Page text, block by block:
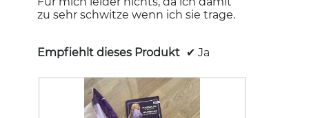
zu sehr schwitze wenn ich sie trage.
Empfiehlt dieses Produkt ✔ Ja